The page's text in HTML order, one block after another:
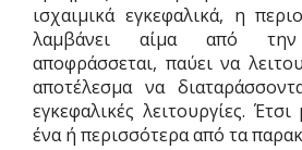
ισχαιμικά εγκεφαλικά, η
λαμβάνει αίμα από
αποφράσσεται, παύει να
αποτέλεσμα να
εγκεφαλικές λειτουργίες.
ένα ή περισσότερα από τα